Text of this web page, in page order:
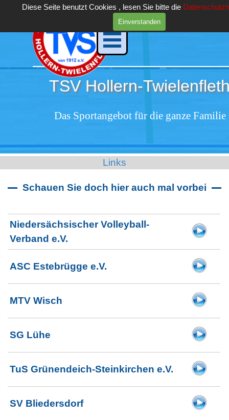
Diese Seite benutzt Cookies , lesen Sie bitte die
Einverstanden
Direkt zum Seiteninhalt
Menü überspringen
TSV Hollern-
Das Sportangebot für die ganze Familie
Links
Schauen Sie doch hier auch mal vorbei
Niedersächsischer Volleyball-
Verband e.V.
ASC Estebrügge e.V.
MTV Wisch
SG Lühe
TuS Grünendeich-Steinkirchen e.V.
SV Bliedersdorf